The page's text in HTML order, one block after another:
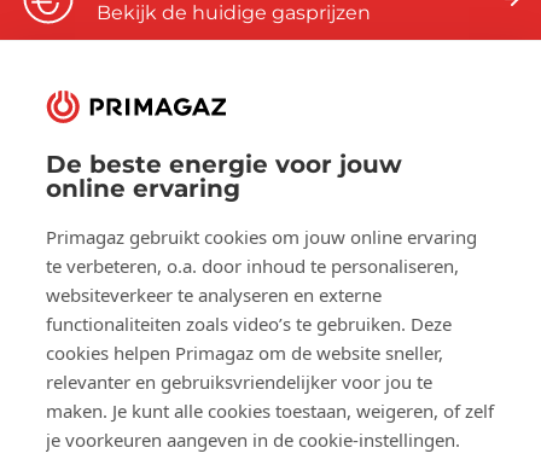
De beste energie voor jouw
online ervaring
Primagaz gebruikt cookies om jouw online ervaring
te verbeteren, o.a. door inhoud te personaliseren,
websiteverkeer te analyseren en externe
functionaliteiten zoals video’s te gebruiken. Deze
cookies helpen Primagaz om de website sneller,
relevanter en gebruiksvriendelijker voor jou te
maken. Je kunt alle cookies toestaan, weigeren, of zelf
je voorkeuren aangeven in de cookie-instellingen.
Bekijk de huidige gasprijzen
Volg ons op:
LinkedIn
Over Primagaz
Hulp en advies
Onze tools